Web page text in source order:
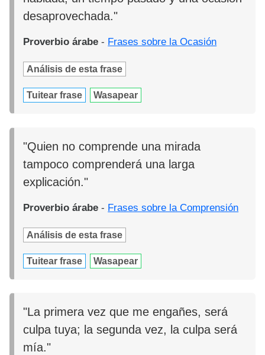
desaprovechada."
Proverbio árabe - Frases sobre la Ocasión
Análisis de esta frase
Tuitear frase Wasapear
"Quien no comprende una mirada
tampoco comprenderá una larga
explicación."
Proverbio árabe - Frases sobre la Comprensión
Análisis de esta frase
Tuitear frase Wasapear
"La primera vez que me engañes, será
culpa tuya; la segunda vez, la culpa será
mía."